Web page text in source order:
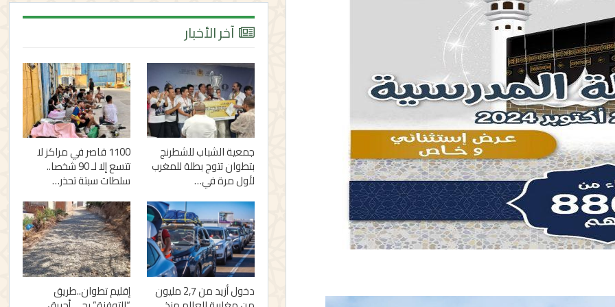
آخر الأخبار
جمعية الشباب للشطرنج
بتطوان تتوج بطلة للمغرب
لأول مرة في…
1100 قاصر في مراكز لا
تتسع إلا لـ 90 شخصا..
سلطات سبتة تحذر…
دخول أزيد من 2,7 مليون إقليم تطوان..طريق